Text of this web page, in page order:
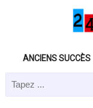
ANCIENS SUCCÈS